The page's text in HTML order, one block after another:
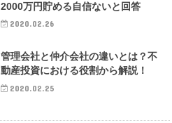
2000万円貯める自信ないと回答
2020.02.26
管理会社と仲介会社の違いとは？不
動産投資における役割から解説！
2020.02.25